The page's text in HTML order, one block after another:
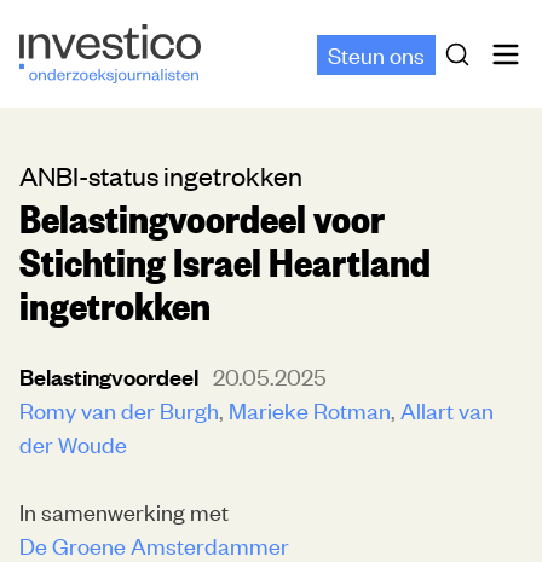
Steun ons
ANBI-status ingetrokken
Belastingvoordeel voor
Stichting Israel Heartland
ingetrokken
Belastingvoordeel 20.05.2025
Romy van der Burgh Marieke Rotman Allart van
der Woude
In samenwerking met
De Groene Amsterdammer